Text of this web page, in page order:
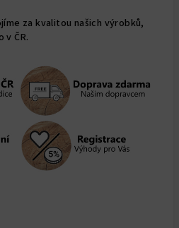
za kvalitou našich výrobků,
ČR.